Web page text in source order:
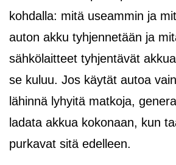
kohdalla: mitä useammin ja
auton akku tyhjennetään ja
sähkölaitteet tyhjentävät
se kuluu. Jos käytät autoa
lähinnä lyhyitä matkoja,
ladata akkua kokonaan, kun
purkavat sitä edelleen.